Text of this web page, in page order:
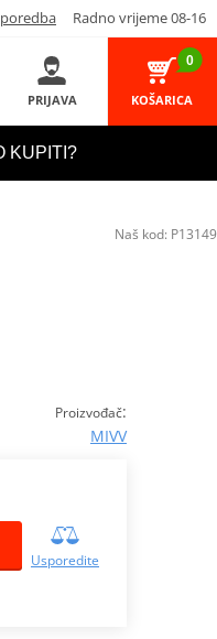
Radno vrijeme 08-16
PRIJAVA
0
KOŠARICA
KUPITI?
Proizvođač:
MIVV
Usporedite
Naš kod: P13149